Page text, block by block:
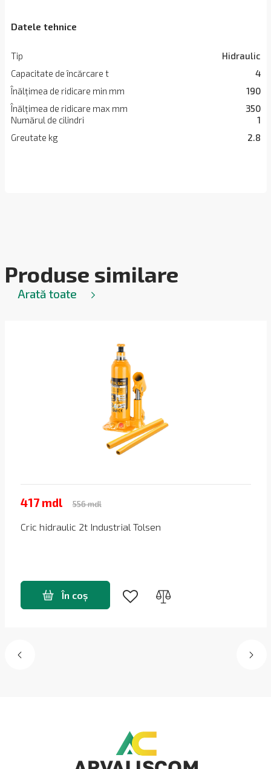
Datele tehnice
Tip
Hidraulic
Capacitate de încărcare t
4
Înălțimea de ridicare min mm
190
Înălțimea de ridicare max mm
350
Numărul de cilindri
1
Greutate kg
2.8
Produse similare
Arată toate
417 mdl 556 mdl
Cric hidraulic 2t Industrial Tolsen
În coș